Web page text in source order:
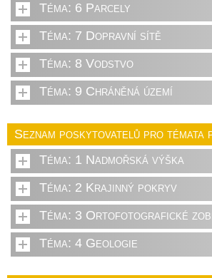
Téma: 6 Parcely
Téma: 7 Dopravní sítě
Téma: 8 Vodstvo
Téma: 9 Chráněná území
Seznam poskytovatelů pro témata
Téma: 1 Nadmořská výška
Téma: 2 Krajinný pokryv
Téma: 3 Ortofotografické
Téma: 4 Geologie